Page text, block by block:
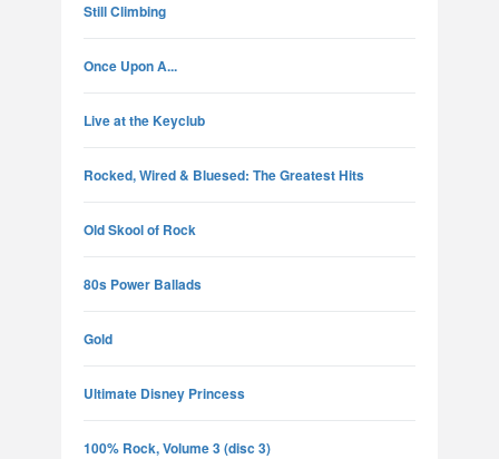
Still Climbing
Once Upon A...
Live at the Keyclub
Rocked, Wired & Bluesed: The Greatest Hits
Old Skool of Rock
80s Power Ballads
Gold
Ultimate Disney Princess
100% Rock, Volume 3 (disc 3)